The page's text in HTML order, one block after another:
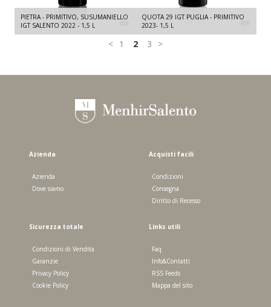
PIETRA - PRIMITIVO, SUSUMANIELLO
IGT SALENTO 2022 - 1,5 L
QUOTA 29 IGT PUGLIA - PRIMITIVO
2023- 1,5 L
1 2 3
Azienda
Azienda
Dove siamo
Acquisti facili
Condizioni
Consegna
Diritto di Recesso
Sicurezza totale
Condizioni di Vendita
Garanzie
Privacy Policy
Cookie Policy
Links utili
Faq
Info&Contatti
RSS Feeds
Mappa del sito